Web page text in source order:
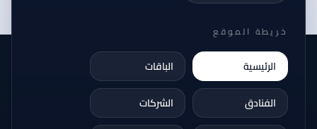
خريطة الموقع
الرئيسية
الباقات
الفنادق
الشركات